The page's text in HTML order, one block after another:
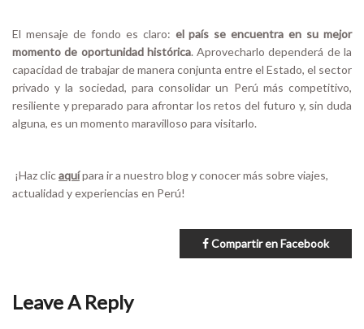
El mensaje de fondo es claro: el país se encuentra en su mejor
momento de oportunidad histórica. Aprovecharlo dependerá de la
capacidad de trabajar de manera conjunta entre el Estado, el sector
privado y la sociedad, para consolidar un Perú más competitivo,
resiliente y preparado para afrontar los retos del futuro y, sin duda
alguna, es un momento maravilloso para visitarlo.
¡Haz clicaquípara ir a nuestro blog y conocer más sobre viajes,
actualidad y experiencias en Perú!
Compartir en Facebook